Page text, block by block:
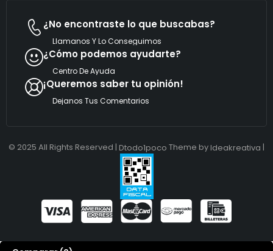
¿No encontraste lo que buscabas?
Llamanos Y Lo Conseguimos
¿Cómo podemos ayudarte?
Centro De Ayuda
¡Queremos saber tu opinión!
Dejanos Tus Comentarios
© 2025 All Rights Reserved | Dtodo1poco Theme by Ideakreativa |